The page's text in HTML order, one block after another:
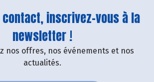
contact, inscrivez-vous à la
newsletter !
nos offres, nos événements et nos
actualités.